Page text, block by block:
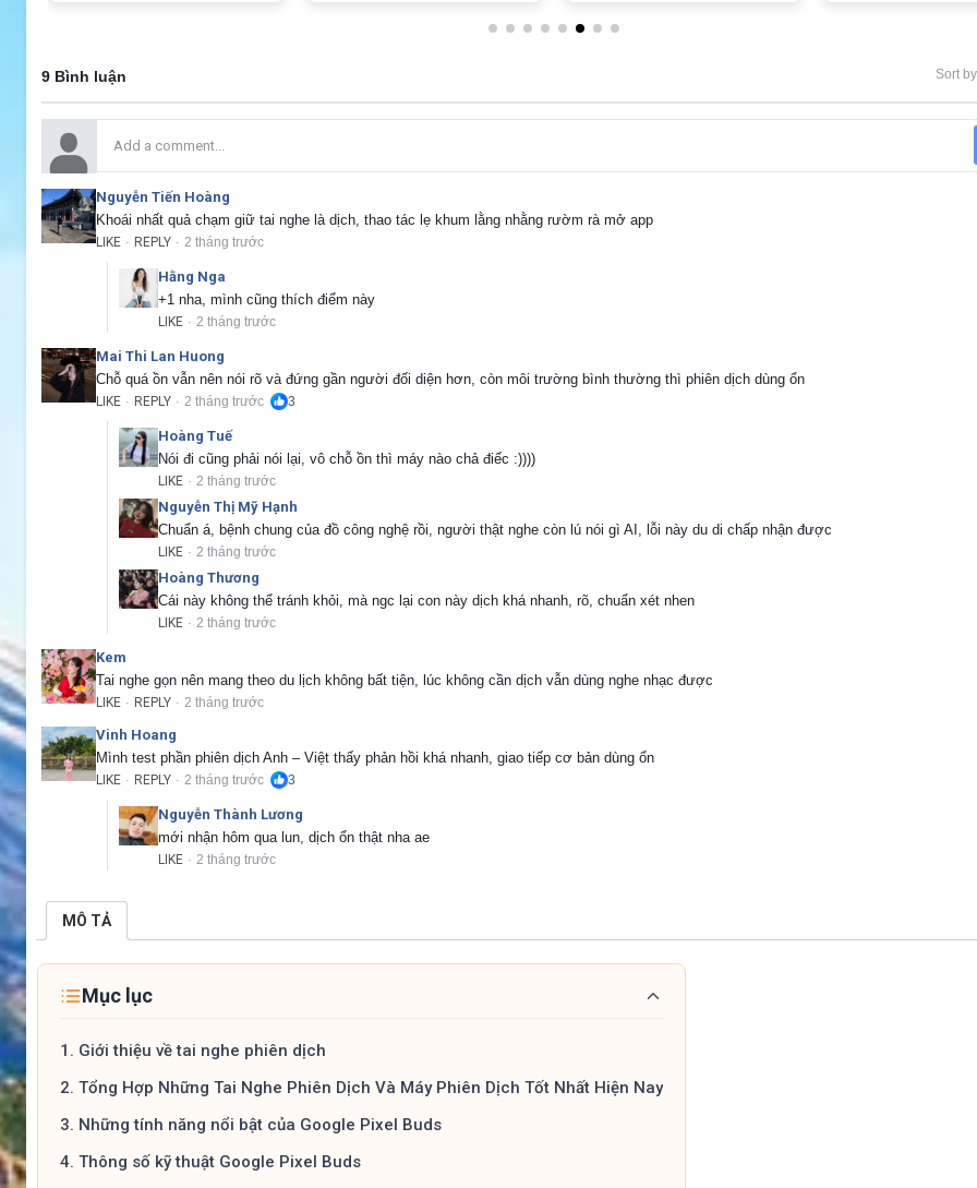
9 Bình luận Sort by
Nguyễn Tiến Hoàng
Khoái nhất quả chạm giữ tai nghe là dịch, thao tác lẹ khum lằng nhằng rườm rà mở app
LIKE · REPLY · 2 tháng trước
Hằng Nga
+1 nha, mình cũng thích điểm này
LIKE · 2 tháng trước
Mai Thi Lan Huong
Chỗ quá ồn vẫn nên nói rõ và đứng gần người đối diện hơn, còn môi trường bình thường thì phiên dịch dùng ổn
LIKE · REPLY · 2 tháng trước 3
Hoàng Tuế
Nói đi cũng phải nói lại, vô chỗ ồn thì máy nào chả điếc :))))
LIKE · 2 tháng trước
Nguyễn Thị Mỹ Hạnh
Chuẩn á, bệnh chung của đồ công nghệ rồi, người thật nghe còn lú nói gì AI, lỗi này du di chấp nhận được
LIKE · 2 tháng trước
Hoàng Thương
Cái này không thể tránh khỏi, mà ngc lại con này dịch khá nhanh, rõ, chuẩn xét nhen
LIKE · 2 tháng trước
Kem
Tai nghe gọn nên mang theo du lịch không bất tiện, lúc không cần dịch vẫn dùng nghe nhạc được
LIKE · REPLY · 2 tháng trước
Vinh Hoang
Mình test phần phiên dịch Anh – Việt thấy phản hồi khá nhanh, giao tiếp cơ bản dùng ổn
LIKE · REPLY · 2 tháng trước 3
Nguyễn Thành Lương
mới nhận hôm qua lun, dịch ổn thật nha ae
LIKE · 2 tháng trước
MÔ TẢ
Mục lục
1. Giới thiệu về tai nghe phiên dịch
2. Tổng Hợp Những Tai Nghe Phiên Dịch Và Máy Phiên Dịch Tốt Nhất Hiện Nay
3. Những tính năng nổi bật của Google Pixel Buds
4. Thông số kỹ thuật Google Pixel Buds